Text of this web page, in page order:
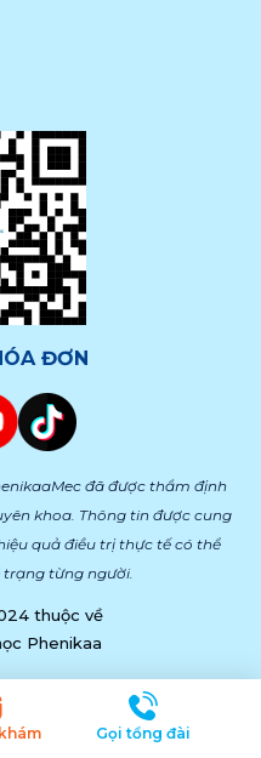
ĐƠN
đã được thẩm định
khoa. Thông tin được cung
quả điều trị thực tế có thể
từng người.
thuộc về
Phenikaa
Gọi tổng đài